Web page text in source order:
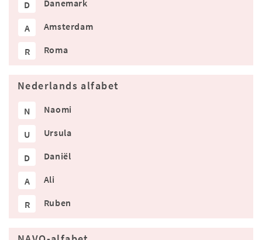
D Danemark
A Amsterdam
R Roma
Nederlands alfabet
N Naomi
U Ursula
D Daniël
A Ali
R Ruben